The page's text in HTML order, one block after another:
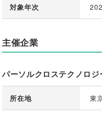
対象年次
主催企業
パーソルクロステクノロジ
所在地 東